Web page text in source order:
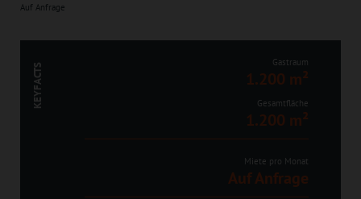
Auf Anfrage
Gastraum
1.200 m²
Gesamtfläche
1.200 m²
Miete pro Monat
Auf Anfrage
KEYFACTS